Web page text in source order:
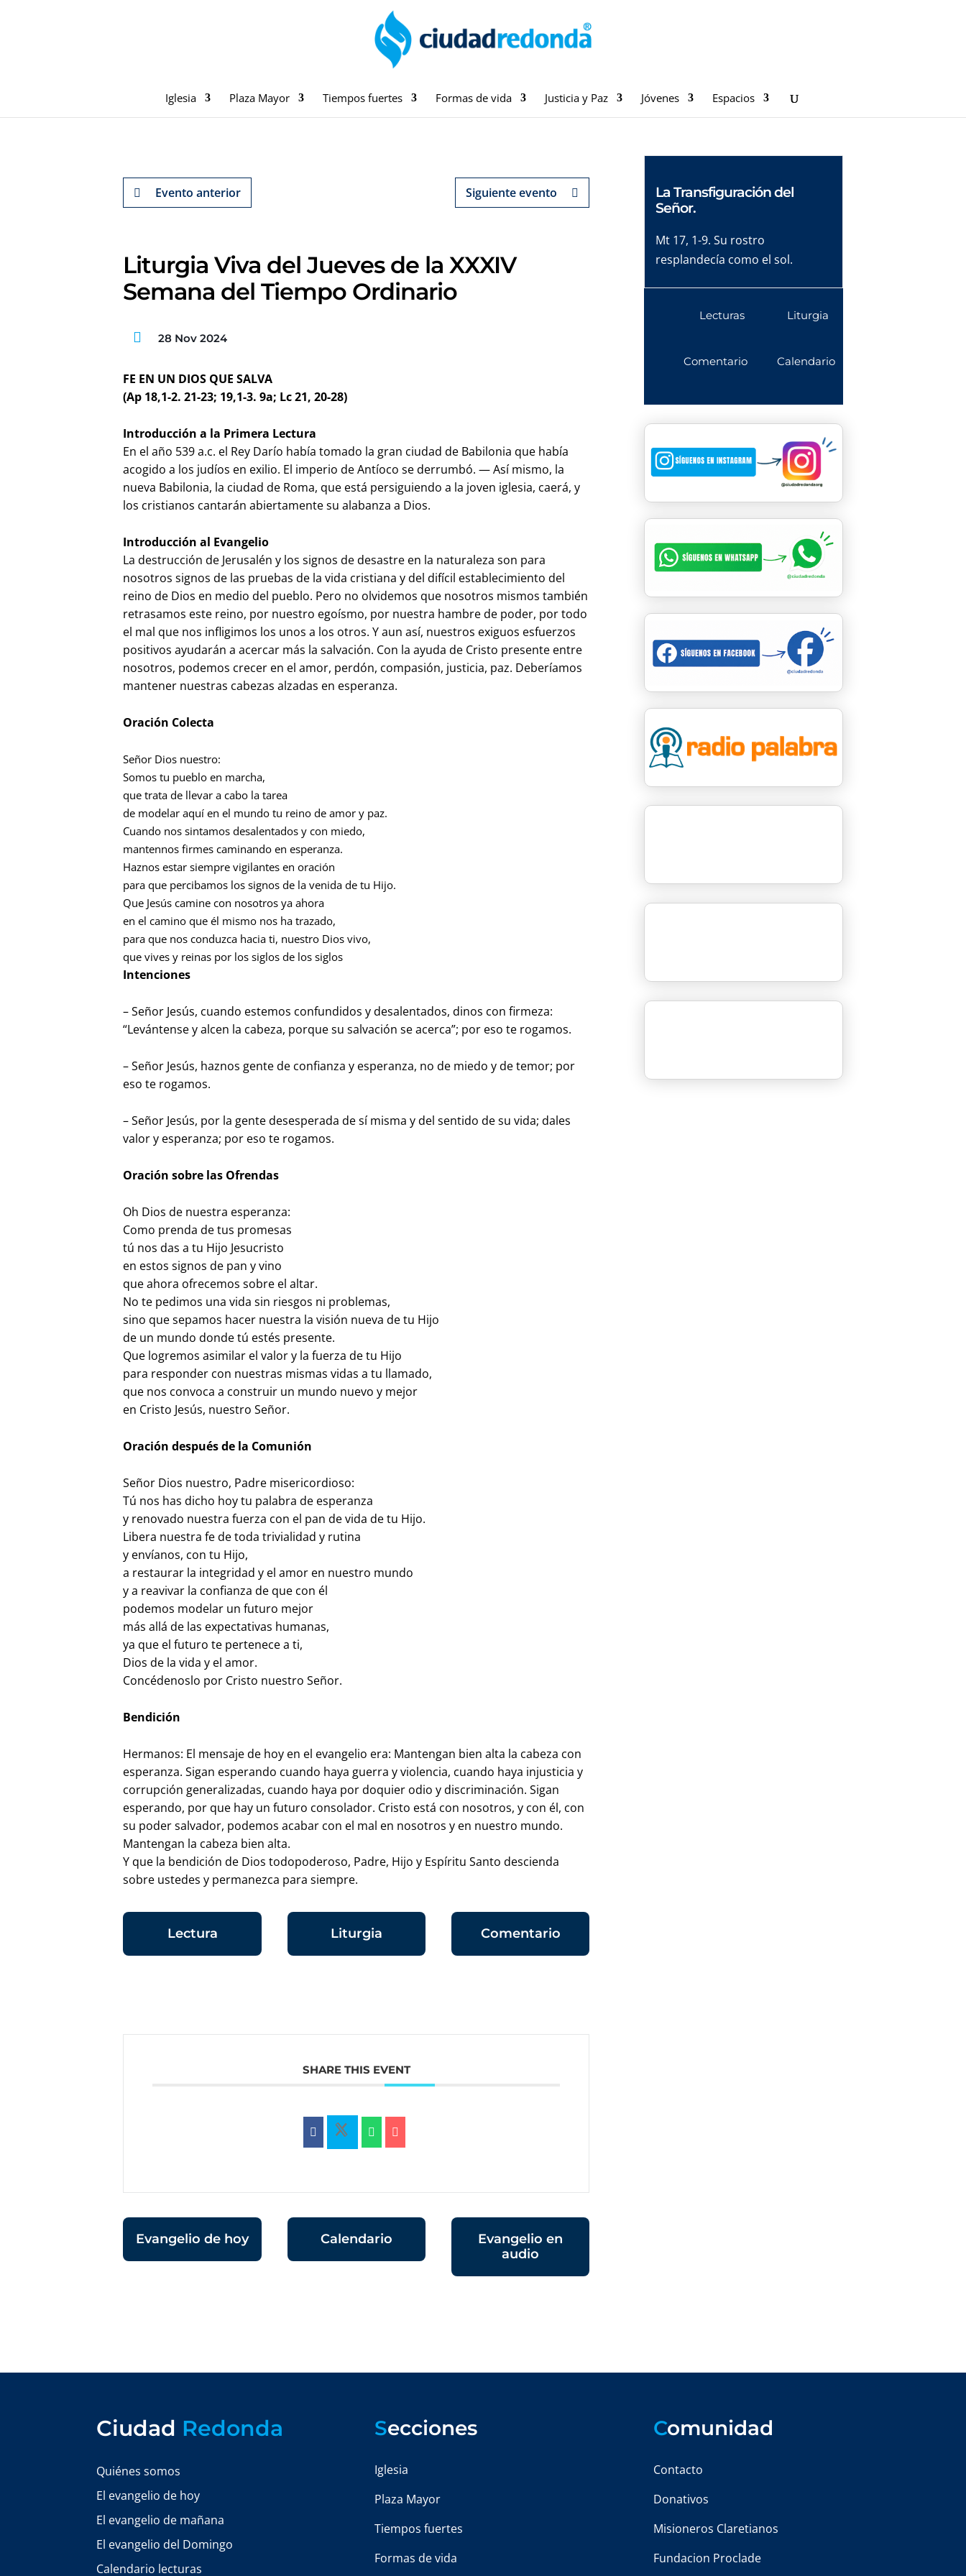
Iglesia Plaza Mayor Tiempos fuertes Formas de vida Justicia y Paz Jóvenes Espacios
Evento anterior Siguiente evento
Liturgia Viva del Jueves de la XXXIV
Semana del Tiempo Ordinario
28 Nov 2024
FE EN UN DIOS QUE SALVA
(Ap 18,1-2. 21-23; 19,1-3. 9a; Lc 21, 20-28)
Introducción a la Primera Lectura
En el año 539 a.c. el Rey Darío había tomado la gran ciudad de Babilonia que había
acogido a los judíos en exilio. El imperio de Antíoco se derrumbó. — Así mismo, la
nueva Babilonia, la ciudad de Roma, que está persiguiendo a la joven iglesia, caerá, y
los cristianos cantarán abiertamente su alabanza a Dios.
Introducción al Evangelio
La destrucción de Jerusalén y los signos de desastre en la naturaleza son para
nosotros signos de las pruebas de la vida cristiana y del difícil establecimiento del
reino de Dios en medio del pueblo. Pero no olvidemos que nosotros mismos también
retrasamos este reino, por nuestro egoísmo, por nuestra hambre de poder, por todo
el mal que nos infligimos los unos a los otros. Y aun así, nuestros exiguos esfuerzos
positivos ayudarán a acercar más la salvación. Con la ayuda de Cristo presente entre
nosotros, podemos crecer en el amor, perdón, compasión, justicia, paz. Deberíamos
mantener nuestras cabezas alzadas en esperanza.
Oración Colecta
Señor Dios nuestro:
Somos tu pueblo en marcha,
que trata de llevar a cabo la tarea
de modelar aquí en el mundo tu reino de amor y paz.
Cuando nos sintamos desalentados y con miedo,
mantennos firmes caminando en esperanza.
Haznos estar siempre vigilantes en oración
para que percibamos los signos de la venida de tu Hijo.
Que Jesús camine con nosotros ya ahora
en el camino que él mismo nos ha trazado,
para que nos conduzca hacia ti, nuestro Dios vivo,
que vives y reinas por los siglos de los siglos
Intenciones
– Señor Jesús, cuando estemos confundidos y desalentados, dinos con firmeza:
“Levántense y alcen la cabeza, porque su salvación se acerca”; por eso te rogamos.
– Señor Jesús, haznos gente de confianza y esperanza, no de miedo y de temor; por
eso te rogamos.
– Señor Jesús, por la gente desesperada de sí misma y del sentido de su vida; dales
valor y esperanza; por eso te rogamos.
Oración sobre las Ofrendas
Oh Dios de nuestra esperanza:
Como prenda de tus promesas
tú nos das a tu Hijo Jesucristo
en estos signos de pan y vino
que ahora ofrecemos sobre el altar.
No te pedimos una vida sin riesgos ni problemas,
sino que sepamos hacer nuestra la visión nueva de tu Hijo
de un mundo donde tú estés presente.
Que logremos asimilar el valor y la fuerza de tu Hijo
para responder con nuestras mismas vidas a tu llamado,
que nos convoca a construir un mundo nuevo y mejor
en Cristo Jesús, nuestro Señor.
Oración después de la Comunión
Señor Dios nuestro, Padre misericordioso:
Tú nos has dicho hoy tu palabra de esperanza
y renovado nuestra fuerza con el pan de vida de tu Hijo.
Libera nuestra fe de toda trivialidad y rutina
y envíanos, con tu Hijo,
a restaurar la integridad y el amor en nuestro mundo
y a reavivar la confianza de que con él
podemos modelar un futuro mejor
más allá de las expectativas humanas,
ya que el futuro te pertenece a ti,
Dios de la vida y el amor.
Concédenoslo por Cristo nuestro Señor.
Bendición
Hermanos: El mensaje de hoy en el evangelio era: Mantengan bien alta la cabeza con
esperanza. Sigan esperando cuando haya guerra y violencia, cuando haya injusticia y
corrupción generalizadas, cuando haya por doquier odio y discriminación. Sigan
esperando, por que hay un futuro consolador. Cristo está con nosotros, y con él, con
su poder salvador, podemos acabar con el mal en nosotros y en nuestro mundo.
Mantengan la cabeza bien alta.
Y que la bendición de Dios todopoderoso, Padre, Hijo y Espíritu Santo descienda
sobre ustedes y permanezca para siempre.
Lectura Liturgia Comentario
SHARE THIS EVENT
Evangelio de hoy Calendario
Evangelio en
audio
La Transfiguración del
Señor.
Mt 17, 1-9. Su rostro
resplandecía como el sol.
Lecturas
Comentario
Liturgia
Calendario
Ciudad Redonda
Quiénes somos
El evangelio de hoy
El evangelio de mañana
El evangelio del Domingo
Calendario lecturas
Secciones
Iglesia
Plaza Mayor
Tiempos fuertes
Formas de vida
Comunidad
Contacto
Donativos
Misioneros Claretianos
Fundacion Proclade